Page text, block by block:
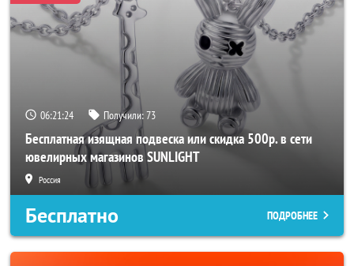
06:21:23 Получили:73
Бесплатная изящная подвеска или скидка 500р. в сети
ювелирных магазинов SUNLIGHT
Россия
Бесплатно ПОДРОБНЕЕ